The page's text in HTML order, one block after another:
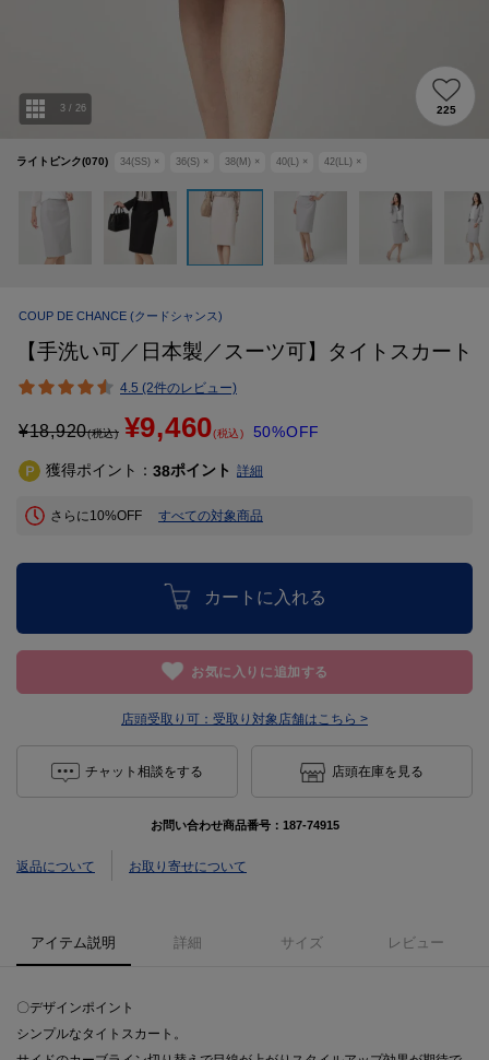
ライトピンク(070) 34(SS) × 36(S) × 38(M) × 40(L) × 42(LL) ×
3 / 26 225
COUP DE CHANCE (クードシャンス)
【手洗い可／日本製／スーツ可】タイトスカート
4.5 (2件のレビュー)
¥18,920(税込) ¥9,460(税込) 50%OFF
獲得ポイント： 38ポイント 詳細
さらに10%OFF すべての対象商品
カートに入れる
お気に入りに追加する
店頭受取り可： 受取り対象店舗はこちら >
チャット相談をする 店頭在庫を見る
お問い合わせ商品番号： 187-74915
返品について お取り寄せについて
アイテム説明 詳細 サイズ レビュー
〇デザインポイント
シンプルなタイトスカート。